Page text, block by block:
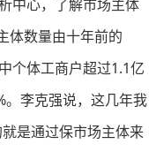
中心，了解市场主体
体数量由十年前的
个体工商户超过1.1亿
。李克强说，这几年我
是通过保市场主体来